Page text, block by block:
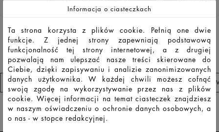
1168
PRZEJDŹ DO LISTA OBSERWOWANYCH
ADDICTED TO GLASS
Informacja o ciasteczkach
Ta strona korzysta z plików cookie. Pełnią one dwie
funkcje. Z jednej strony zapewniają podstawową
funkcjonalność tej strony internetowej, a z drugiej
pozwalają nam ulepszać nasze treści skierowane do
Ciebie, dzięki zapisywaniu i analizie zanonimizowanych
danych użytkownika. W każdej chwili możesz cofnąć
swoją zgodę na wykorzystywanie przez nas z plików
cookie. Więcej informacji na temat ciasteczek znajdziesz
w naszym oświadczeniu o ochronie danych osobowych, a
o nas - w stopce redakcyjnej.